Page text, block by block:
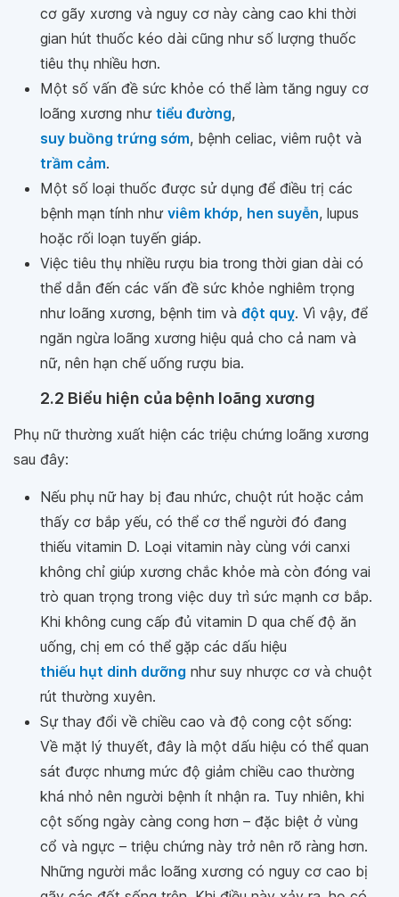
cơ gãy xương và nguy cơ này càng cao khi thời
gian hút thuốc kéo dài cũng như số lượng thuốc
tiêu thụ nhiều hơn.
Một số vấn đề sức khỏe có thể làm tăng nguy cơ
loãng xương như tiểu đường,
suy buồng trứng sớm, bệnh celiac, viêm ruột và
trầm cảm.
Một số loại thuốc được sử dụng để điều trị các
bệnh mạn tính như viêm khớp, hen suyễn, lupus
hoặc rối loạn tuyến giáp.
Việc tiêu thụ nhiều rượu bia trong thời gian dài có
thể dẫn đến các vấn đề sức khỏe nghiêm trọng
như loãng xương, bệnh tim và đột quỵ. Vì vậy, để
ngăn ngừa loãng xương hiệu quả cho cả nam và
nữ, nên hạn chế uống rượu bia.
2.2 Biểu hiện của bệnh loãng xương
Phụ nữ thường xuất hiện các triệu chứng loãng xương
sau đây:
Nếu phụ nữ hay bị đau nhức, chuột rút hoặc cảm
thấy cơ bắp yếu, có thể cơ thể người đó đang
thiếu vitamin D. Loại vitamin này cùng với canxi
không chỉ giúp xương chắc khỏe mà còn đóng vai
trò quan trọng trong việc duy trì sức mạnh cơ bắp.
Khi không cung cấp đủ vitamin D qua chế độ ăn
uống, chị em có thể gặp các dấu hiệu
thiếu hụt dinh dưỡng như suy nhược cơ và chuột
rút thường xuyên.
Sự thay đổi về chiều cao và độ cong cột sống:
Về mặt lý thuyết, đây là một dấu hiệu có thể quan
sát được nhưng mức độ giảm chiều cao thường
khá nhỏ nên người bệnh ít nhận ra. Tuy nhiên, khi
cột sống ngày càng cong hơn – đặc biệt ở vùng
cổ và ngực – triệu chứng này trở nên rõ ràng hơn.
Những người mắc loãng xương có nguy cơ cao bị